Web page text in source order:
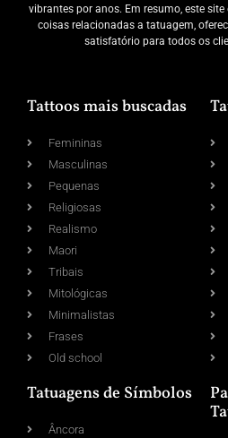
vibrantes por anos. Em resumo, este
coisas relacionadas a tatuagem,
satisfatório para todos os
Tattoos mais buscadas
Femininas
Masculinas
Pequenas
Religiosas
Realismo
Maori
Tribais
Mitológicas
Minimalistas
Frases
Old school
Tatuagens de Símbolos
Âncora